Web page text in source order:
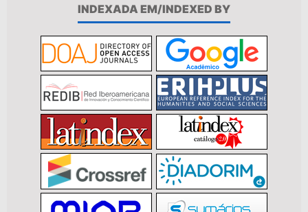
INDEXADA EM/INDEXED BY